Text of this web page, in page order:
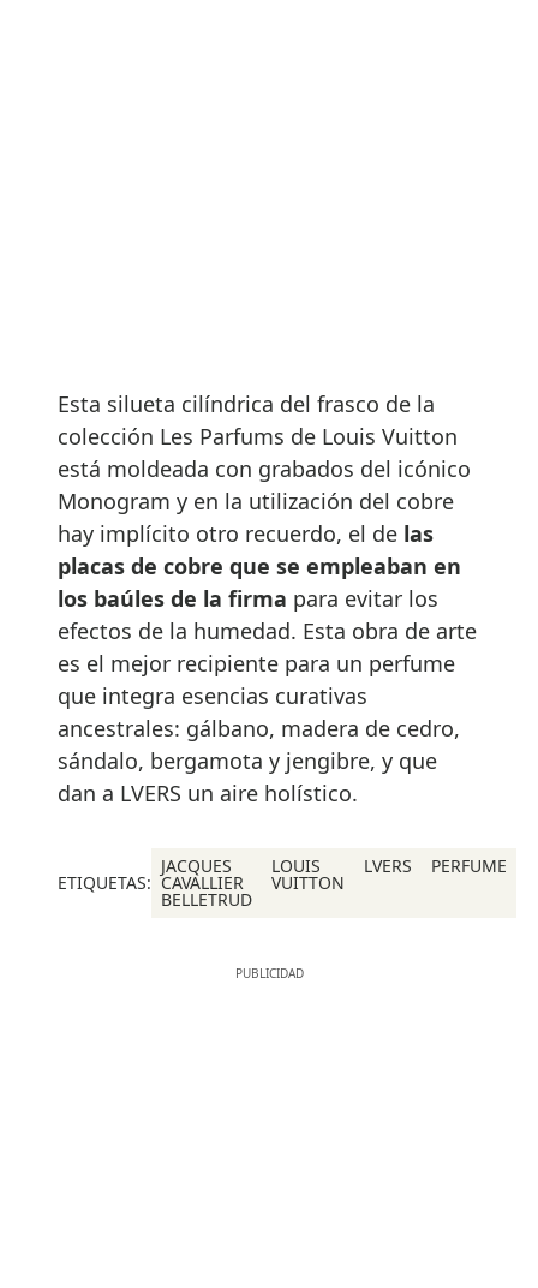
Esta silueta cilíndrica del frasco de la
colección Les Parfums de Louis Vuitton
está moldeada con grabados del icónico
Monogram y en la utilización del cobre
hay implícito otro recuerdo, el de las
placas de cobre que se empleaban en
los baúles de la firma para evitar los
efectos de la humedad. Esta obra de arte
es el mejor recipiente para un perfume
que integra esencias curativas
ancestrales: gálbano, madera de cedro,
sándalo, bergamota y jengibre, y que
dan a LVERS un aire holístico.
ETIQUETAS:
JACQUES
CAVALLIER
BELLETRUD
LOUIS
VUITTON
LVERS PERFUME